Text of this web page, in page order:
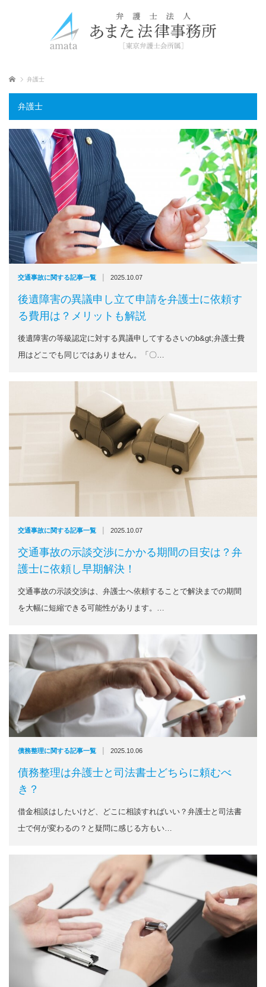
ホーム 弁護士
弁護士
交通事故に関する記事一覧 | 2025.10.07
後遺障害の異議申し立て申請を弁護士に依頼す
る費用は？メリットも解説
後遺障害の等級認定に対する異議申してするさいのb&gt;弁護士費
用はどこでも同じではありません。「〇…
交通事故に関する記事一覧 | 2025.10.07
交通事故の示談交渉にかかる期間の目安は？弁
護士に依頼し早期解決！
交通事故の示談交渉は、弁護士へ依頼することで解決までの期間
を大幅に短縮できる可能性があります。…
債務整理に関する記事一覧 | 2025.10.06
債務整理は弁護士と司法書士どちらに頼むべ
き？
借金相談はしたいけど、どこに相談すればいい？弁護士と司法書
士で何が変わるの？と疑問に感じる方もい…